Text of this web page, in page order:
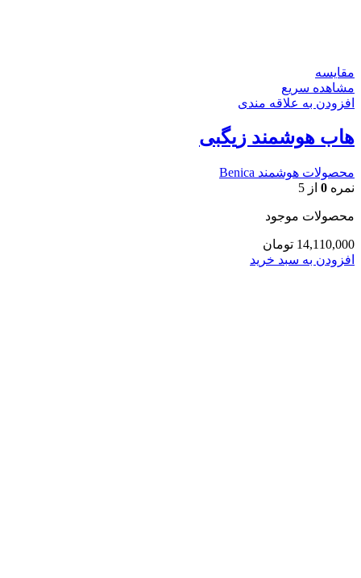
مقایسه
مشاهده سریع
افزودن به علاقه مندی
هاب هوشمند زیگبی
محصولات هوشمند Benica
نمره 0 از 5
محصولات موجود
14,110,000 تومان
افزودن به سبد خرید